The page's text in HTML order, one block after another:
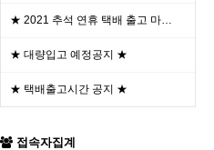
★ 2021 추석 연휴 택배 출고 마…
★ 대량입고 예정공지 ★
★ 택배출고시간 공지 ★
접속자집계